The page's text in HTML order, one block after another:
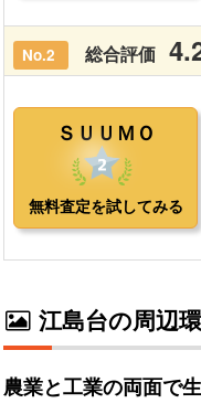
江島台の周辺
農業と工業の両面で